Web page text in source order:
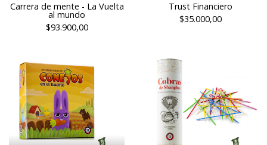
Carrera de mente - La Vuelta
al mundo
$93.900,00
Trust Financiero
$35.000,00